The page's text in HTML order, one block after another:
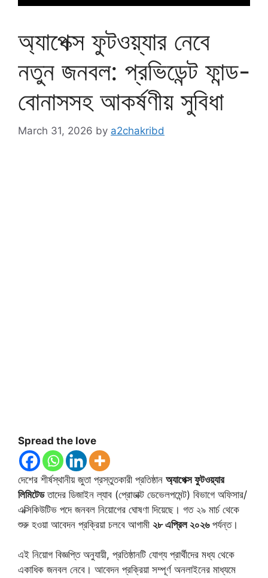
অ্যাপেক্স ফুটওয়্যার নেবে
নতুন জনবল: প্রভিডেন্ট ফান্ড-
বোনাসসহ আকর্ষণীয় সুবিধা
March 31, 2026 by a2chakribd
Spread the love
দেশের শীর্ষস্থানীয় জুতা প্রস্তুতকারী প্রতিষ্ঠান অ্যাপেক্স ফুটওয়্যার
লিমিটেডতাদের ডিজাইন ল্যাব (প্রোডাক্ট ডেভেলপমেন্ট) বিভাগে অফিসার/
এক্সিকিউটিভ পদে জনবল নিয়োগের ঘোষণা দিয়েছে। গত ২৯ মার্চ থেকে
শুরু হওয়া আবেদন প্রক্রিয়া চলবে আগামী ২৮ এপ্রিল ২০২৬পর্যন্ত।
এই নিয়োগ বিজ্ঞপ্তি অনুযায়ী, প্রতিষ্ঠানটি যোগ্য প্রার্থীদের মধ্য থেকে
একাধিক জনবল নেবে। আবেদন প্রক্রিয়া সম্পূর্ণ অনলাইনের মাধ্যমে